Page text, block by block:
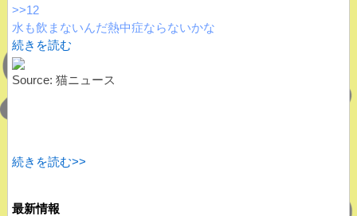
>>12
水も飲まないんだ熱中症ならないかな
続きを読む
Source: 猫ニュース
続きを読む>>
最新情報